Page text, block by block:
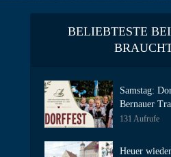
BELIEBTESTE
Samstag:
Bernauer
131 Aufrufe
Heuer